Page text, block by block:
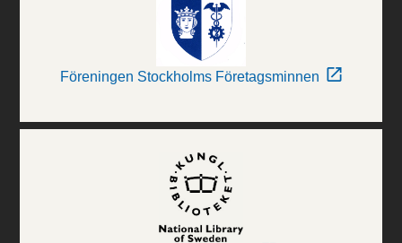
Föreningen Stockholms Företagsminnen